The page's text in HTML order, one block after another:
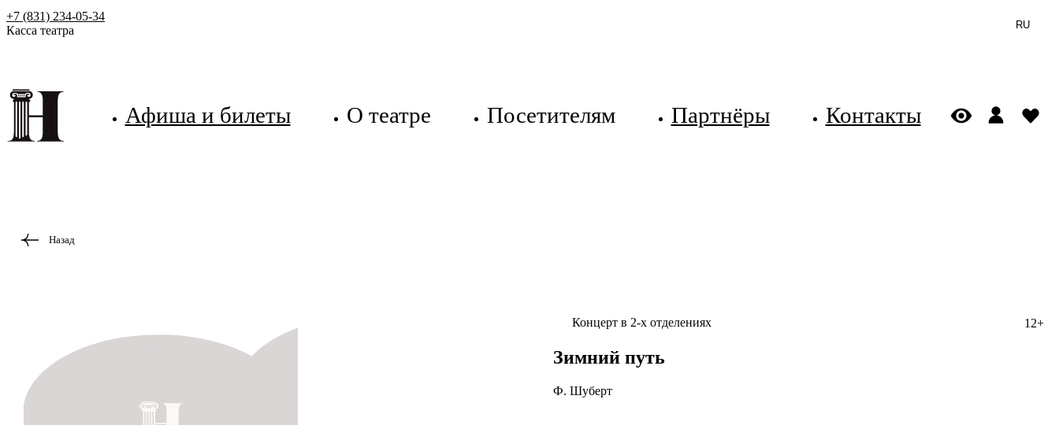
+7 (831) 234-05-34
Касса театра
RU
Афиша и билеты О театре Посетителям Партнёры Контакты
Назад
Концерт в 2-х отделениях 12+
Зимний путь
Ф. Шуберт